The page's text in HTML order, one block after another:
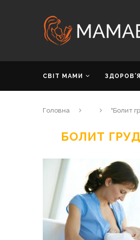
СВІТ МАМИ ЗДОРОВ’Я
Головна "Болит
БОЛИТ